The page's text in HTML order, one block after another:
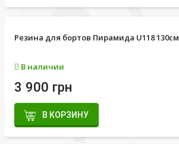
Резина для бортов Пирамида U118
В наличии
3 900 грн
В КОРЗИНУ